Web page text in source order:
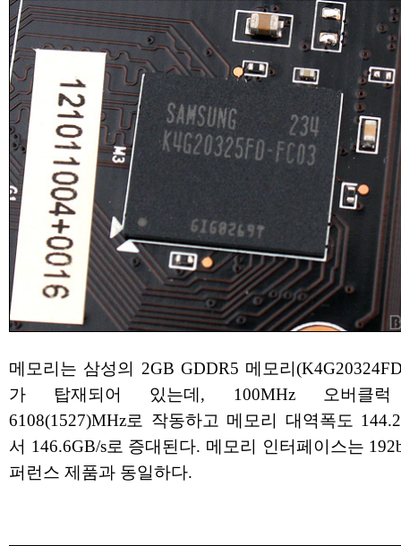
메모리는 삼성의 2GB GDDR5 메모리
가 탑재되어 있는데, 100MHz 오버클
6108(1527)MHz로 작동하고 메모리 대역폭도
서 146.6GB/s로 증대된다. 메모리 인터페이스는
퍼런스 제품과 동일하다.